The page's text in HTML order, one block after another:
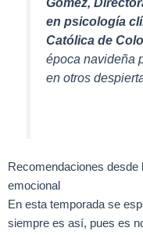
en psicología
Católica de
época navideña
en otros
Recomendaciones
emocional
En esta temporada se
siempre es así, pues es